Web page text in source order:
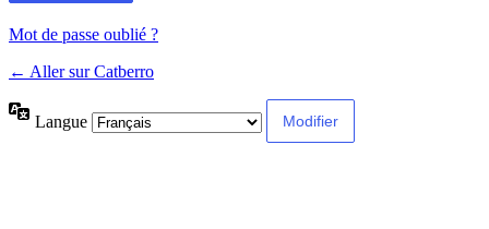
Mot de passe oublié ?
← Aller sur Catberro
Langue